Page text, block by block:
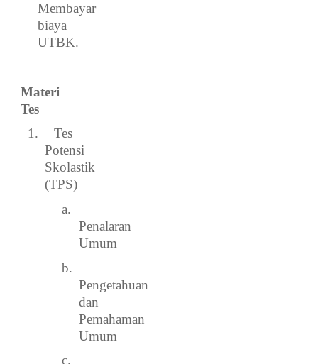
Membayar
biaya
UTBK.
Materi
Tes
1.
Tes
Potensi
Skolastik
(TPS)
a.
Penalaran
Umum
b.
Pengetahuan
dan
Pemahaman
Umum
c.